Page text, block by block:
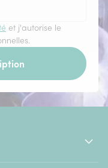
et j'autorise le